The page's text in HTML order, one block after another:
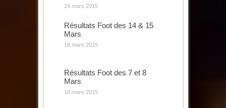
24 mars 2015
Résultats Foot des 14 & 15
Mars
16 mars 2015
Résultats Foot des 7 et 8
Mars
10 mars 2015